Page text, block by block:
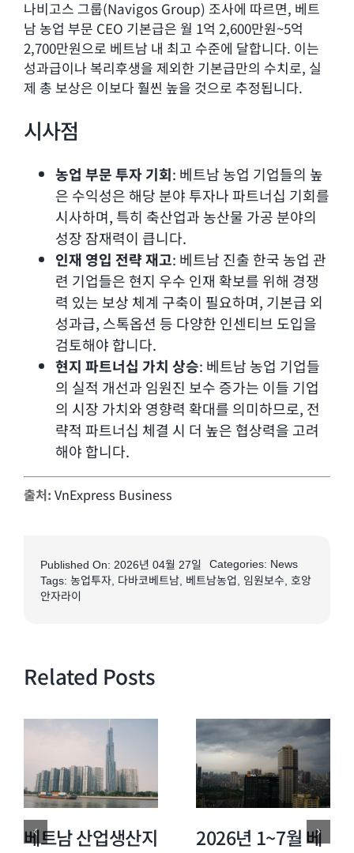
나비고스 그룹(Navigos Group) 조사에 따르면, 베트
남 농업 부문 CEO 기본급은 월 1억 2,600만원~5억
2,700만원으로 베트남 내 최고 수준에 달합니다. 이는
성과급이나 복리후생을 제외한 기본급만의 수치로, 실
제 총 보상은 이보다 훨씬 높을 것으로 추정됩니다.
시사점
농업 부문 투자 기회: 베트남 농업 기업들의 높
은 수익성은 해당 분야 투자나 파트너십 기회를
시사하며, 특히 축산업과 농산물 가공 분야의
성장 잠재력이 큽니다.
인재 영입 전략 재고: 베트남 진출 한국 농업 관
련 기업들은 현지 우수 인재 확보를 위해 경쟁
력 있는 보상 체계 구축이 필요하며, 기본급 외
성과급, 스톡옵션 등 다양한 인센티브 도입을
검토해야 합니다.
현지 파트너십 가치 상승: 베트남 농업 기업들
의 실적 개선과 임원진 보수 증가는 이들 기업
의 시장 가치와 영향력 확대를 의미하므로, 전
략적 파트너십 체결 시 더 높은 협상력을 고려
해야 합니다.
출처: VnExpress Business
Published On: 2026년 04월 27일 Categories: News
Tags: 농업투자, 다바코베트남, 베트남농업, 임원보수, 호앙
안자라이
Related Posts
베트남 산업생산지
2026년 1~7월 베